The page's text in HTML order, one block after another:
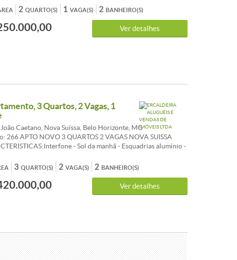
- Banheiros com armários - Banhos com blindex - D.C.E. -
- Interfone - Sol da manhã - Banho empregada - Portão
QUARTO(S)
2 VAGA(S)
1 BANHEIRO(S)
2
Ver detalhes
3 Quartos, 2 Vagas, 1
João Caetano, Nova Suíssa, Belo Horizonte, MG
266 APTO NOVO 3 QUARTOS 2 VAGAS NOVA SUISSA
- Sol da manhã - Esquadrias alumínio -
social - Elevador serviço - Hall Social Decorado - Portão
QUARTO(S)
3 VAGA(S)
2 BANHEIRO(S)
2
Ver detalhes